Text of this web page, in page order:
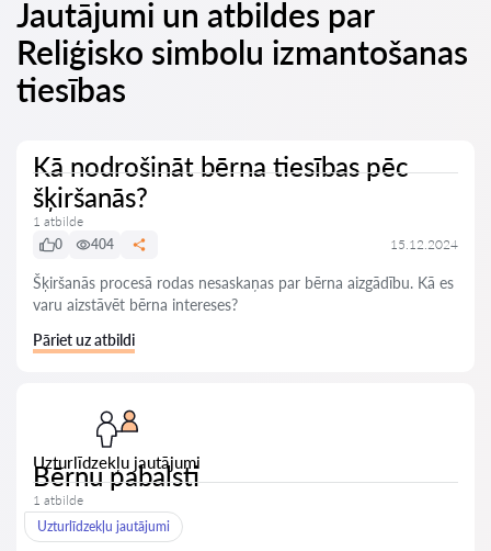
Jautājumi un atbildes par
Reliģisko simbolu izmantošanas
tiesības
Kā nodrošināt bērna tiesības pēc
šķiršanās?
1 atbilde
0
404 15.12.2024
Šķiršanās procesā rodas nesaskaņas par bērna aizgādību. Kā es
varu aizstāvēt bērna intereses?
Pāriet uz atbildi
Uzturlīdzekļu jautājumi
Bērnu pabalsti
1 atbilde
Uzturlīdzekļu jautājumi